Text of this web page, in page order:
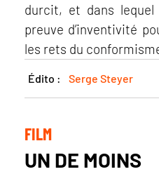
durcit, et dans
preuve d’inventivité
les rets du
Édito : Serge Steyer
FILM
UN DE MOINS